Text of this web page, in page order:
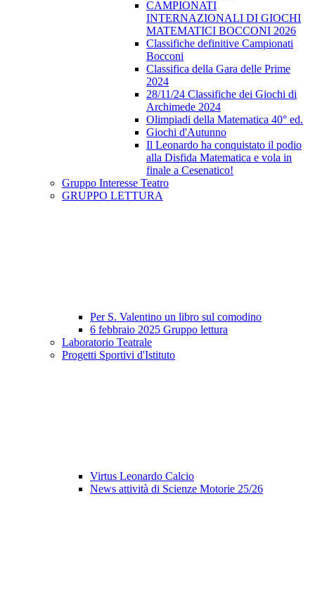
CAMPIONATI
INTERNAZIONALI DI GIOCHI
MATEMATICI BOCCONI 2026
Classifiche definitive Campionati
Bocconi
Classifica della Gara delle Prime
2024
28/11/24 Classifiche dei Giochi di
Archimede 2024
Olimpiadi della Matematica 40° ed.
Giochi d'Autunno
Il Leonardo ha conquistato il podio
alla Disfida Matematica e vola in
finale a Cesenatico!
Gruppo Interesse Teatro
GRUPPO LETTURA
Per S. Valentino un libro sul comodino
6 febbraio 2025 Gruppo lettura
Laboratorio Teatrale
Progetti Sportivi d'Istituto
Virtus Leonardo Calcio
News attività di Scienze Motorie 25/26